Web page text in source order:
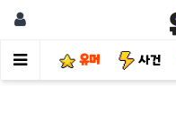
유머 사건